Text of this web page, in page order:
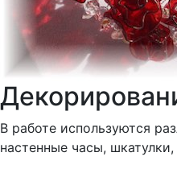
В работе используются
настенные часы,